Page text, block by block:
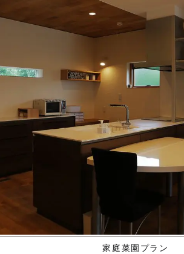
資料請求する
くりやま建築のこだわり
家庭菜園プラン